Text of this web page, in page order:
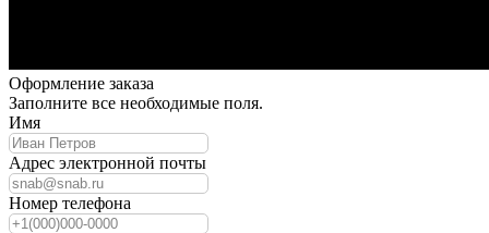
Оформление заказа
Заполните все необходимые поля.
Имя
Адрес электронной почты
Номер телефона